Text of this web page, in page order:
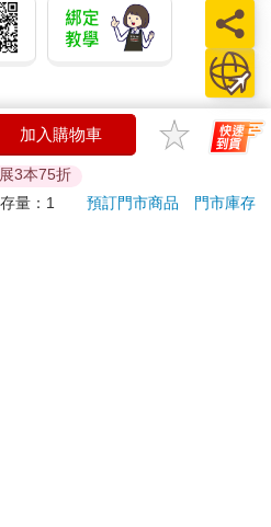
ATM! 如接獲電話要求您前往
，以免受騙上當！
，退回商品須為全新狀態**
加入購物車
3本75折
量：1 預訂門市商品
門市庫存